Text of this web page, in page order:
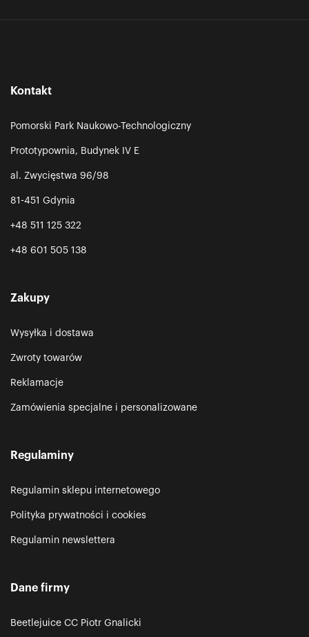
Kontakt
Pomorski Park Naukowo-Technologiczny
Prototypownia, Budynek IV E
al. Zwycięstwa 96/98
81-451 Gdynia
+48 511 125 322
+48 601 505 138
Zakupy
Wysyłka i dostawa
Zwroty towarów
Reklamacje
Zamówienia specjalne i personalizowane
Regulaminy
Regulamin sklepu internetowego
Polityka prywatności i cookies
Regulamin newslettera
Dane firmy
Beetlejuice CC Piotr Gnalicki